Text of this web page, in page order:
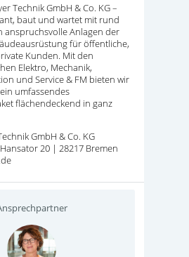
Technik GmbH & Co. KG –
baut und wartet mit rund
anspruchsvolle Anlagen der
für öffentliche,
Kunden. Mit den
Elektro, Mechanik,
und Service & FM bieten wir
umfassendes
flächendeckend in ganz
GmbH & Co. KG
20 | 28217 Bremen